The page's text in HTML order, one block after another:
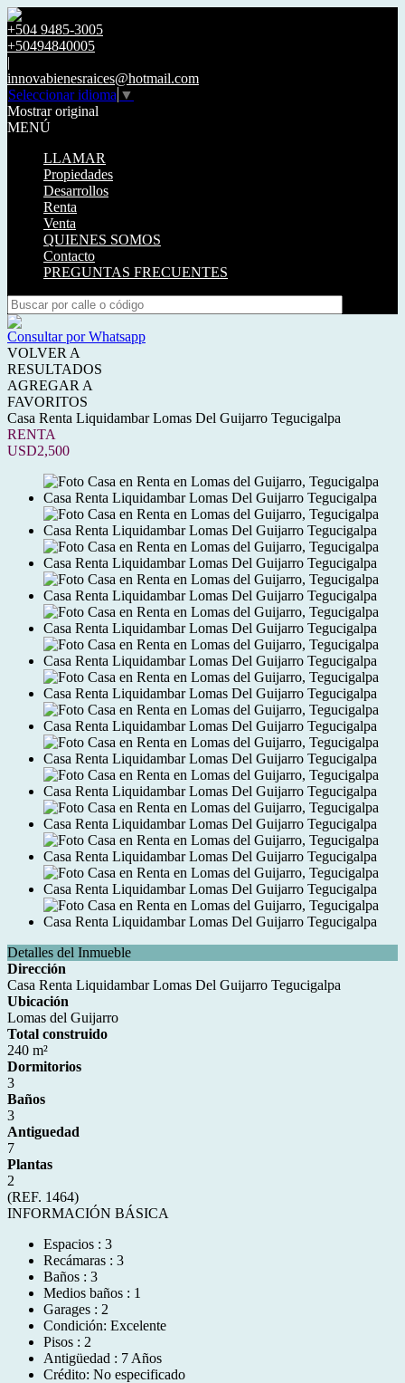
+504 9485-3005
+50494840005
|
innovabienesraices@hotmail.com
Seleccionar idioma ▼
Mostrar original
MENÚ
LLAMAR
Propiedades
Desarrollos
Renta
Venta
QUIENES SOMOS
Contacto
PREGUNTAS FRECUENTES
Consultar por Whatsapp
VOLVER A
RESULTADOS
AGREGAR A
FAVORITOS
Casa Renta Liquidambar Lomas Del Guijarro Tegucigalpa
RENTA
USD2,500
Detalles del Inmueble
Dirección
Casa Renta Liquidambar Lomas Del Guijarro Tegucigalpa
Ubicación
Lomas del Guijarro
Total construido
240 m²
Dormitorios
3
Baños
3
Antiguedad
7
Plantas
2
(REF. 1464)
INFORMACIÓN BÁSICA
Espacios : 3
Recámaras : 3
Baños : 3
Medios baños : 1
Garages : 2
Condición: Excelente
Pisos : 2
Antigüedad : 7 Años
Crédito: No especificado